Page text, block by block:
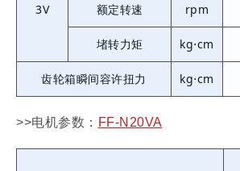
3V 额定转速 rpm
堵转力矩 kg⋅cm
齿轮箱瞬间容许扭力 kg⋅cm
>>电机参数： FF-N20VA